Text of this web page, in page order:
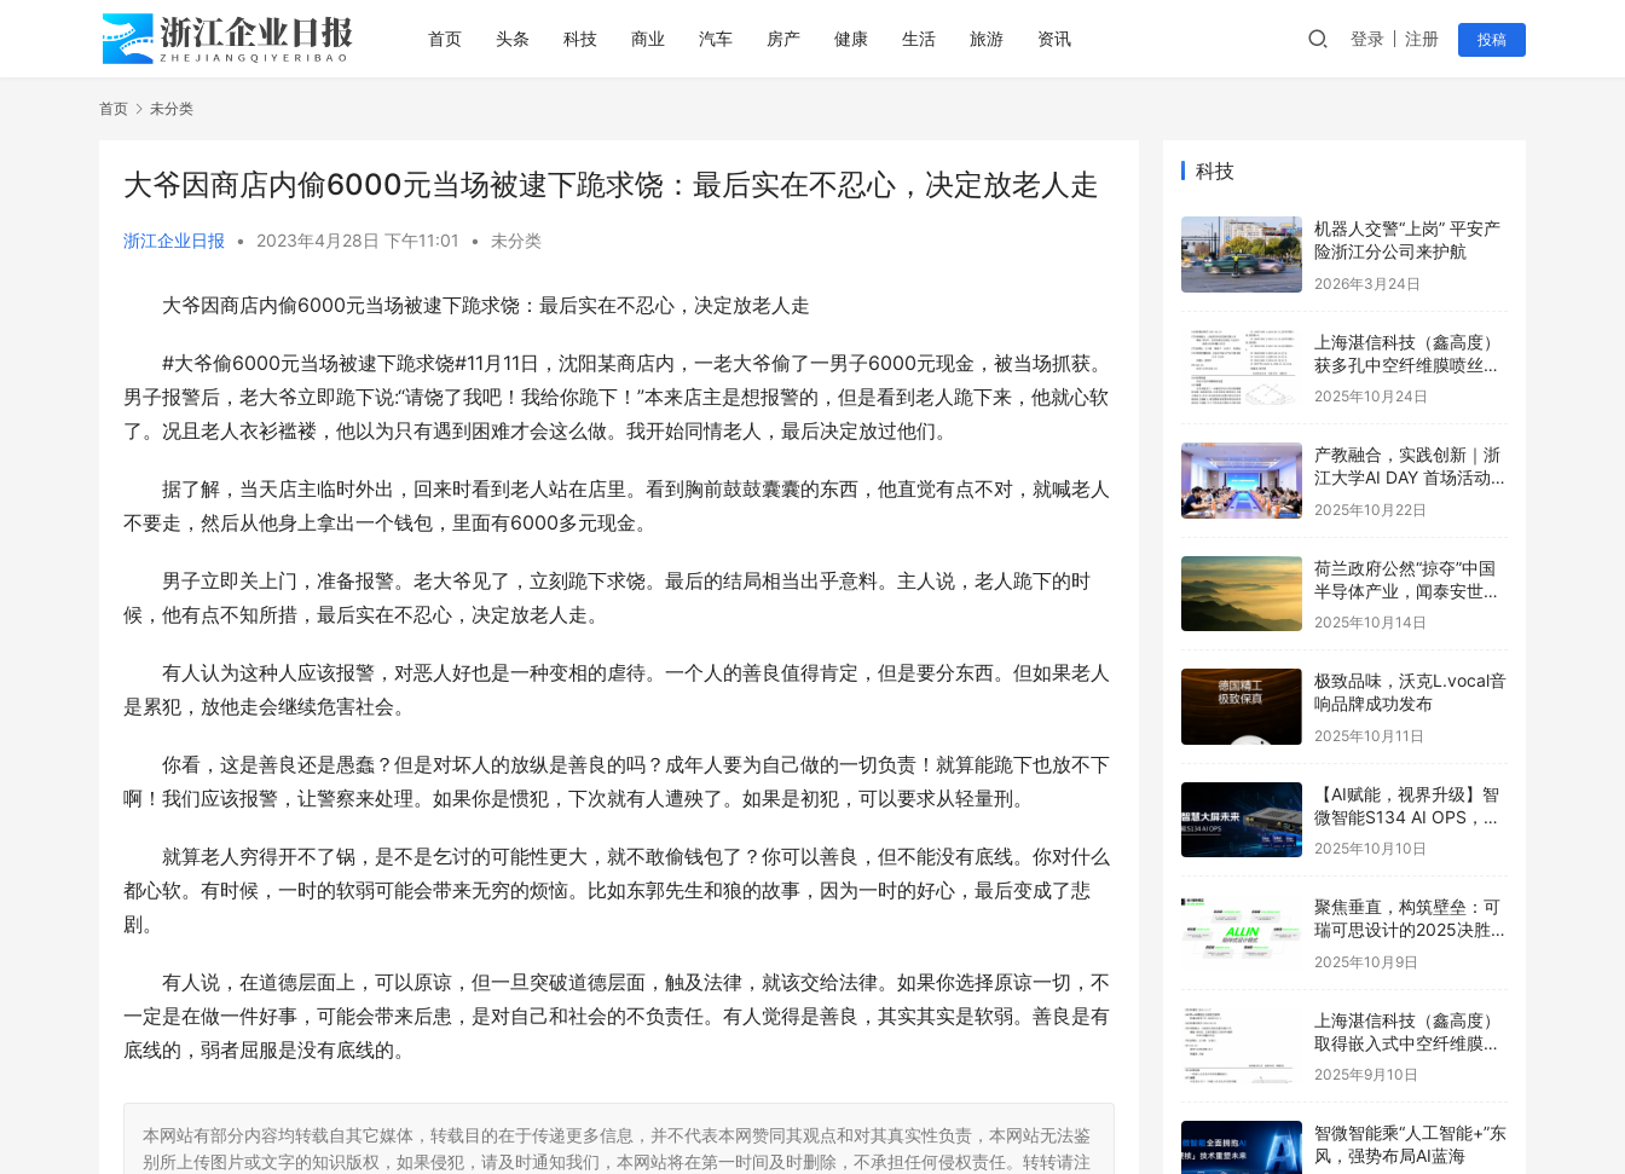
首页 头条 科技 商业 汽车 房产 健康 生活 旅游 资讯 登录 注册 投稿
首页 未分类
大爷因商店内偷6000元当场被逮下跪求饶：最后实在不忍心，决定放老人走
浙江企业日报 • 2023年4月28日 下午11:01 • 未分类
大爷因商店内偷6000元当场被逮下跪求饶：最后实在不忍心，决定放老人走
#大爷偷6000元当场被逮下跪求饶#11月11日，沈阳某商店内，一老大爷偷了一男子6000元现金，被当场抓获。
男子报警后，老大爷立即跪下说:“请饶了我吧！我给你跪下！”本来店主是想报警的，但是看到老人跪下来，他就心软
了。况且老人衣衫褴褛，他以为只有遇到困难才会这么做。我开始同情老人，最后决定放过他们。
据了解，当天店主临时外出，回来时看到老人站在店里。看到胸前鼓鼓囊囊的东西，他直觉有点不对，就喊老人
不要走，然后从他身上拿出一个钱包，里面有6000多元现金。
男子立即关上门，准备报警。老大爷见了，立刻跪下求饶。最后的结局相当出乎意料。主人说，老人跪下的时
候，他有点不知所措，最后实在不忍心，决定放老人走。
有人认为这种人应该报警，对恶人好也是一种变相的虐待。一个人的善良值得肯定，但是要分东西。但如果老人
是累犯，放他走会继续危害社会。
你看，这是善良还是愚蠢？但是对坏人的放纵是善良的吗？成年人要为自己做的一切负责！就算能跪下也放不下
啊！我们应该报警，让警察来处理。如果你是惯犯，下次就有人遭殃了。如果是初犯，可以要求从轻量刑。
就算老人穷得开不了锅，是不是乞讨的可能性更大，就不敢偷钱包了？你可以善良，但不能没有底线。你对什么
都心软。有时候，一时的软弱可能会带来无穷的烦恼。比如东郭先生和狼的故事，因为一时的好心，最后变成了悲
剧。
有人说，在道德层面上，可以原谅，但一旦突破道德层面，触及法律，就该交给法律。如果你选择原谅一切，不
一定是在做一件好事，可能会带来后患，是对自己和社会的不负责任。有人觉得是善良，其实其实是软弱。善良是有
底线的，弱者屈服是没有底线的。
本网站有部分内容均转载自其它媒体，转载目的在于传递更多信息，并不代表本网赞同其观点和对其真实性负责，本网站无法鉴
别所上传图片或文字的知识版权，如果侵犯，请及时通知我们，本网站将在第一时间及时删除，不承担任何侵权责任。转转请注
科技
机器人交警“上岗” 平安产
险浙江分公司来护航
2026年3月24日
上海湛信科技（鑫高度）
获多孔中空纤维膜喷丝装
置等2项专利
2025年10月24日
产教融合，实践创新｜浙
江大学AI DAY 首场活动成
功举办！
2025年10月22日
荷兰政府公然“掠夺”中国
半导体产业，闻泰安世坚
决捍卫
2025年10月14日
极致品味，沃克L.vocal音
响品牌成功发布
2025年10月11日
【AI赋能，视界升级】智
微智能S134 AI OPS，重
构智慧大屏未来
2025年10月10日
聚焦垂直，构筑壁垒：可
瑞可思设计的2025决胜之
道
2025年10月9日
上海湛信科技（鑫高度）
取得嵌入式中空纤维膜喷
丝头发明专利
2025年9月10日
智微智能乘“人工智能+”东
风，强势布局AI蓝海